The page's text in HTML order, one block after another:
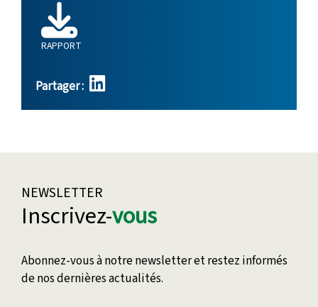
RAPPORT
Partager :
NEWSLETTER
Inscrivez-vous
Abonnez-vous à notre newsletter et restez informés
de nos dernières actualités.